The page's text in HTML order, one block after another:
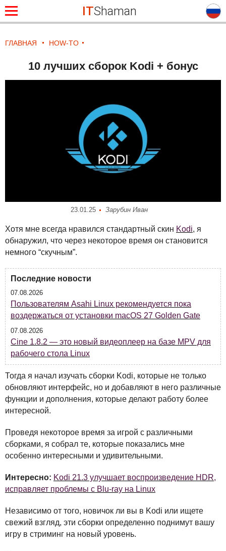
ITShaman
ГЛАВНАЯ HOW-TO
10 лучших сборок Kodi + бонус
23.01.25 Зарубин Иван
Хотя мне всегда нравился стандартный скин Kodi, я
обнаружил, что через некоторое время он становится
немного “скучным”.
Последние новости
07.08.2026
Пользователям Asahi Linux рекомендуется пока
воздержаться от установки macOS 27 Golden Gate
07.08.2026
Cine 1.8.2 — это новый видеоплеер на базе MPV для
рабочего стола Linux
Тогда я начал изучать сборки Kodi, которые не только
обновляют интерфейс, но и добавляют в него различные
функции и дополнения, которые делают работу более
интересной.
Проведя некоторое время за игрой с различными
сборками, я собрал те, которые показались мне
особенно интересными и удивительными.
Интересно: Kodi 21.3 улучшает воспроизведение HDR,
исправляет проблемы с Blu-ray на Linux
Независимо от того, новичок ли вы в Kodi или ищете
свежий взгляд, эти сборки определенно поднимут вашу
игру в стриминг на новый уровень.